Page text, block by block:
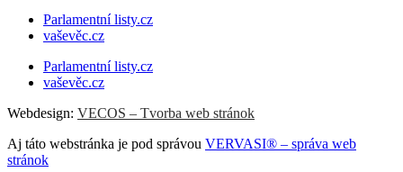
Parlamentní listy.cz
vaševěc.cz
Parlamentní listy.cz
vaševěc.cz
Webdesign: VECOS – Tvorba web stránok
Aj táto webstránka je pod správou VERVASI® – správa web
stránok